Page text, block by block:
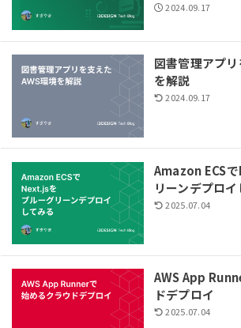
2024.09.17
図書管理アプ
を解説
2024.09.17
Amazon ECS
リーンデプロ
2025.07.04
AWS App
ドデプロイ
2025.07.04